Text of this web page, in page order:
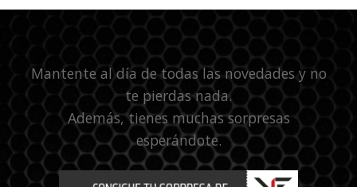
Mantente al día de todas las novedades y no
te pierdas nada.
Además, tienes muchas sorpresas
esperándote.